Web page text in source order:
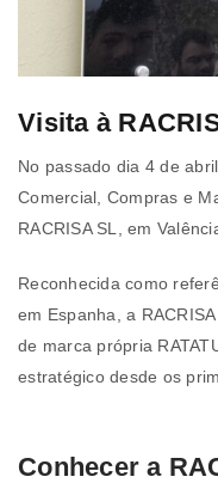
Visita à
No passado dia 4 de
Comercial, Compras e
RACRISA SL, em
Reconhecida como
em Espanha, a
de marca própria
estratégico desde os
Conhecer a